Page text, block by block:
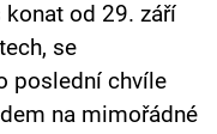
konat od 29. září
se
poslední chvíle
na mimořádné